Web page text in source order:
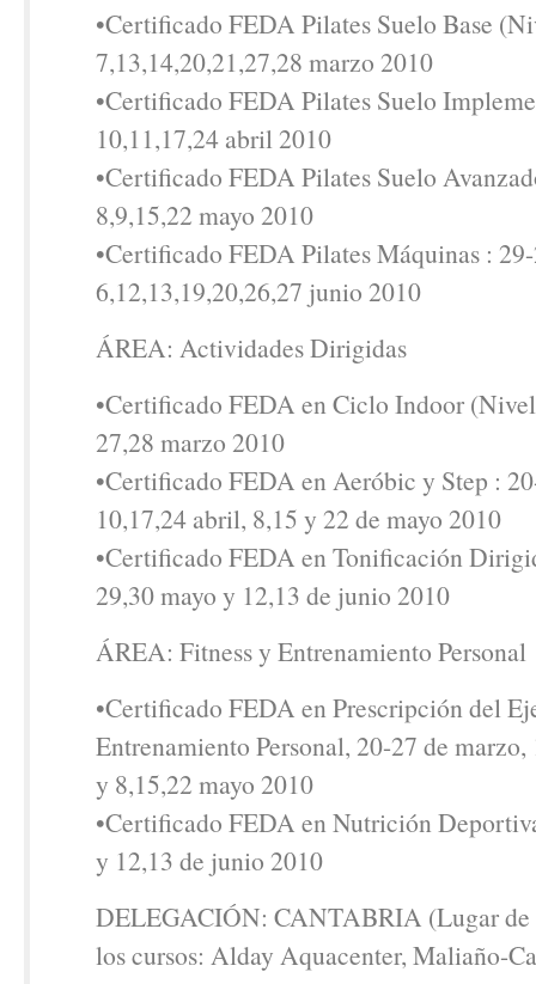
•Certificado FEDA Pilates Suelo Base
7,13,14,20,21,27,28 marzo 2010
•Certificado FEDA Pilates Suelo
10,11,17,24 abril 2010
•Certificado FEDA Pilates Suelo
8,9,15,22 mayo 2010
•Certificado FEDA Pilates Máquinas :
6,12,13,19,20,26,27 junio 2010
ÁREA: Actividades Dirigidas
•Certificado FEDA en Ciclo Indoor
27,28 marzo 2010
•Certificado FEDA en Aeróbic y Step :
10,17,24 abril, 8,15 y 22 de mayo 2010
•Certificado FEDA en Tonificación
29,30 mayo y 12,13 de junio 2010
ÁREA: Fitness y Entrenamiento Personal
•Certificado FEDA en Prescripción del
Entrenamiento Personal, 20-27 de
y 8,15,22 mayo 2010
•Certificado FEDA en Nutrición
y 12,13 de junio 2010
DELEGACIÓN: CANTABRIA (Lugar de
los cursos: Alday Aquacenter, Maliaño-